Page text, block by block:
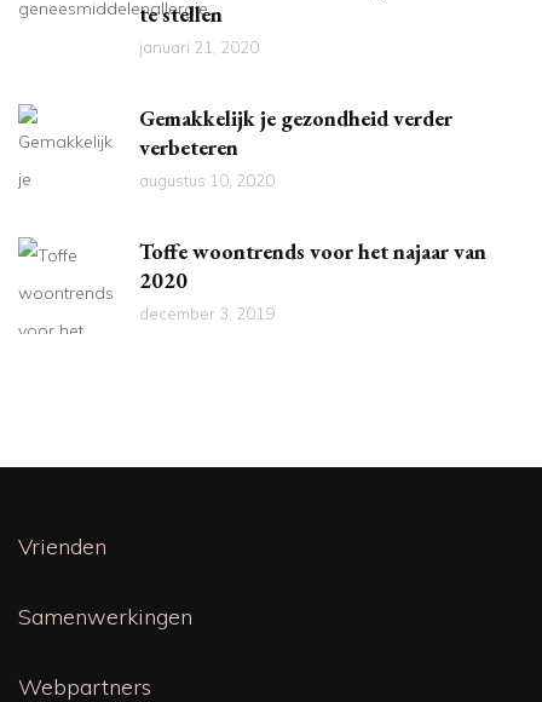
te stellen
januari 21, 2020
Gemakkelijk je gezondheid verder
verbeteren
augustus 10, 2020
Toffe woontrends voor het najaar van
2020
december 3, 2019
Vrienden
Samenwerkingen
Webpartners